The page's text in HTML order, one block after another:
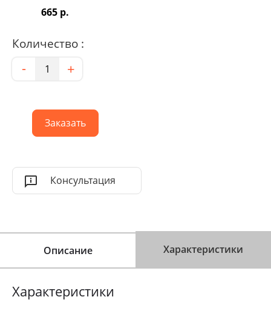
665 р.
Количество :
Количество
- +
Заказать
Консультация
Описание Характеристики
Характеристики